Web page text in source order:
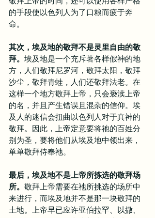
的手段使以色列人为了口粮而疲于奔
命。
其次，埃及地的敬拜不是灵里自由的敬
拜。 埃及地是一个充斥著各样假神的地
方，人们敬拜尼罗河，敬拜太阳，敬拜
沙尘，敬拜青蛙，人们还敬拜法老。在
这样一个地方敬拜上帝，只会亵渎上帝
的名，并且产生错误且混杂的信仰。埃
及人的迷信会扭曲以色列人对于真神的
敬拜。因此，上帝定意要将祂的百姓分
别为圣，要将他们从埃及地中领出来，
单单敬拜侍奉祂。
最后，埃及地不是上帝所拣选的敬拜场
所。 敬拜上帝需要在祂所挑选的场所中
来进行，而埃及地并不是那一块敬拜的
土地。上帝早已应许亚伯拉罕、以撒、